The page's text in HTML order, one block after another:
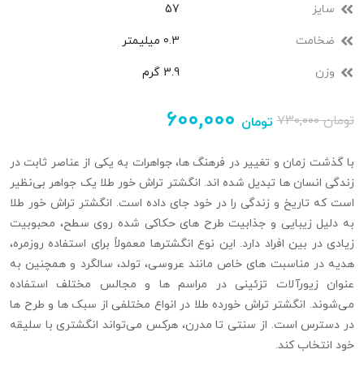
سایز 57
ضخامت 0.3 میلیمتر
وزن 3.9 گرم
۷۳۰,۰۰۰تومان ۶۰۰,۰۰۰ تومان
با گذشت زمان و تغییر در فرهنگ‌ ها، جواهرات به یکی از عناصر ثابت در
زندگی انسان‌ ها تبدیل شده‌ اند. انگشتر تراش خور طلا یک جواهر بی‌نظیر
است که تاریخ و زندگی را در خود جای داده است. انگشتر تراش‌ خور طلا
به دلیل زیبایی و جذابیت طرح‌ های حکاکی شده روی سطح، محبوبیت
زیادی در بین افراد دارد. این نوع انگشترها معمولاً برای استفاده روزمره،
هدیه‌ در مناسبت‌ های خاص مانند عروسی، تولد، سالگرد و همچنین به
عنوان زیورآلات تزئینی در مراسم‌ ها و مجالس مختلف استفاده
می‌شوند. انگشتر تراش خورده طلا در انواع مختلفی از سبک‌ ها و طرح‌ ها
در دسترس است. از سنتی تا مدرن، هرکس می‌تواند انگشتری با سلیقه
خود انتخاب کند.